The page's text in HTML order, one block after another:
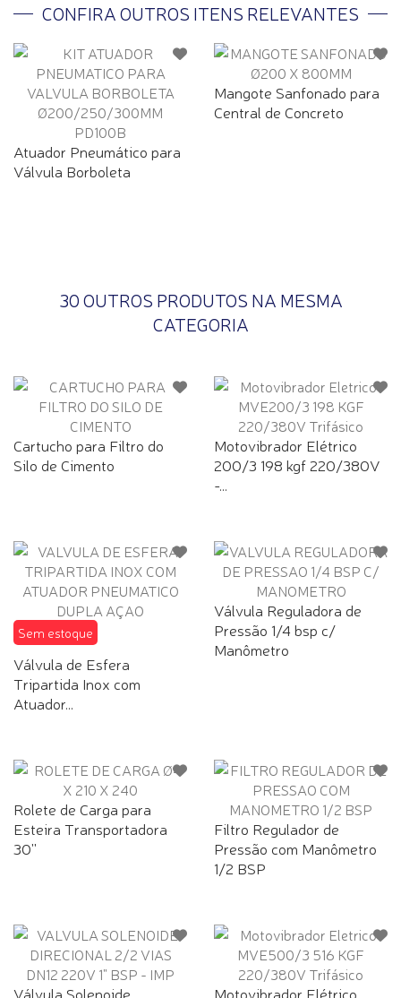
CONFIRA OUTROS ITENS RELEVANTES
Atuador Pneumático para
Válvula Borboleta
Mangote Sanfonado para
Central de Concreto
30 OUTROS PRODUTOS NA MESMA
CATEGORIA
Cartucho para Filtro do
Silo de Cimento
Motovibrador Elétrico
200/3 198 kgf 220/380V
-...
Sem estoque
Válvula de Esfera
Tripartida Inox com
Atuador...
Válvula Reguladora de
Pressão 1/4 bsp c/
Manômetro
Rolete de Carga para
Esteira Transportadora
30''
Filtro Regulador de
Pressão com Manômetro
1/2 BSP
Válvula Solenoide Motovibrador Elétrico